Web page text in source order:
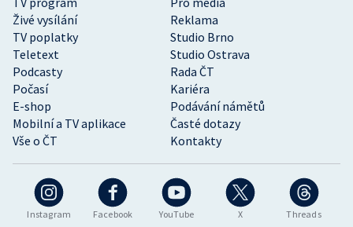
Instagram Facebook YouTube X Threads
Živé vysílání
Reklama
TV poplatky
Studio Brno
Teletext
Studio Ostrava
Podcasty
Rada ČT
Počasí
Kariéra
E-shop
Podávání námětů
Mobilní a TV aplikace
Časté dotazy
Vše o ČT
Kontakty